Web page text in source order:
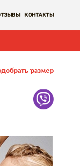
КОНТАКТЫ
размер